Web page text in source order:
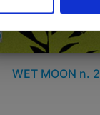
WET MOON n. 2